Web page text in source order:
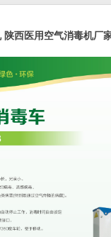
陕西医用空气消毒机厂